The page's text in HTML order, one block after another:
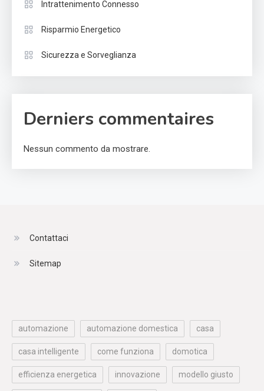
Intrattenimento Connesso
Risparmio Energetico
Sicurezza e Sorveglianza
Derniers commentaires
Nessun commento da mostrare.
Contattaci
Sitemap
automazione automazione domestica casa
casa intelligente come funziona domotica
efficienza energetica innovazione modello giusto